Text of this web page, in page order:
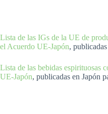
Lista de las IGs de la UE de
el Acuerdo UE-Japón,
Lista de las bebidas espirituosas
UE-Japón, publicadas en Japón